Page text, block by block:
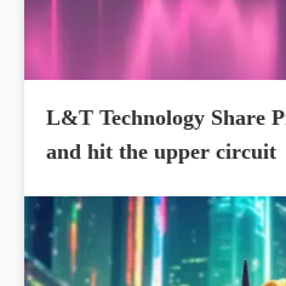
L&T Technology Share
and hit the upper circuit